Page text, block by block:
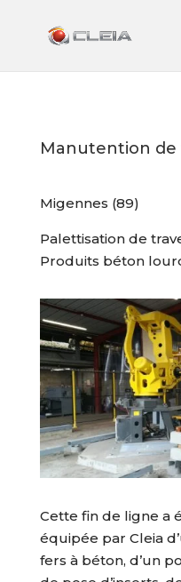
Manutention de
Migennes (89)
Palettisation de
Produits béton
Cette fin de ligne a
équipée par Cleia
fers à béton, d’un